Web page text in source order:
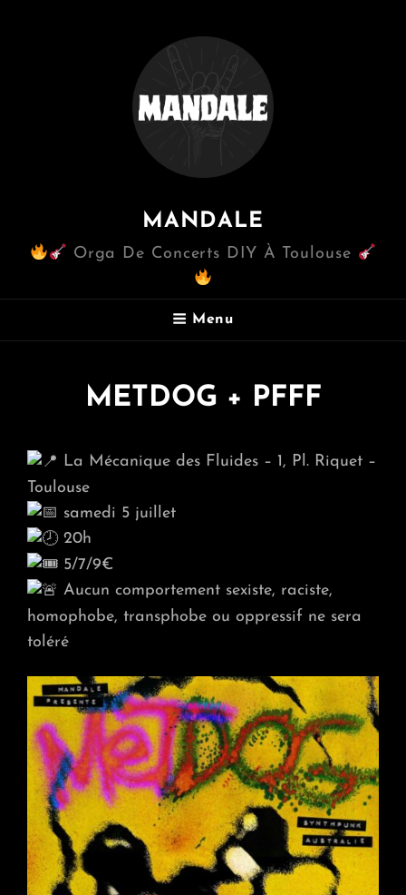
MANDALE
Orga De Concerts DIY À Toulouse
Menu
METDOG + PFFF
La Mécanique des Fluides – 1, Pl. Riquet –
Toulouse
samedi 5 juillet
20h
5/7/9€
Aucun comportement sexiste, raciste,
homophobe, transphobe ou oppressif ne sera
toléré